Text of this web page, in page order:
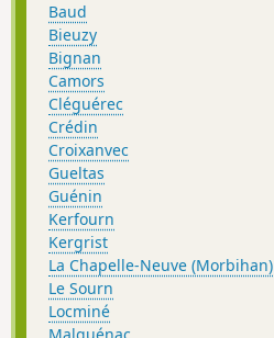
Baud
Bieuzy
Bignan
Camors
Cléguérec
Crédin
Croixanvec
Gueltas
Guénin
Kerfourn
Kergrist
La Chapelle-Neuve (Morbihan)
Le Sourn
Locminé